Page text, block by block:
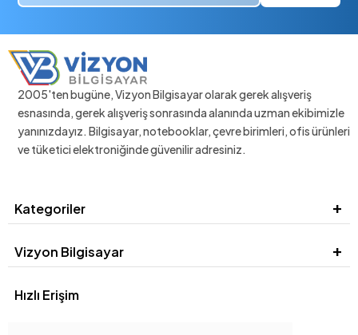
2005'ten bugüne, Vizyon Bilgisayar olarak gerek alışveriş
esnasında, gerek alışveriş sonrasında alanında uzman ekibimizle
yanınızdayız. Bilgisayar, notebooklar, çevre birimleri, ofis ürünleri
ve tüketici elektroniğinde güvenilir adresiniz.
Kategoriler
Vizyon Bilgisayar
Hızlı Erişim